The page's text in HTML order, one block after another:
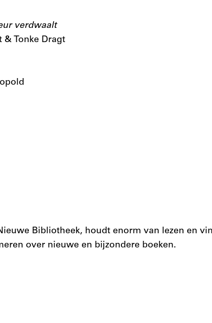
verdwaalt
& Tonke Dragt
Bibliotheek, houdt enorm van lezen en
over nieuwe en bijzondere boeken.